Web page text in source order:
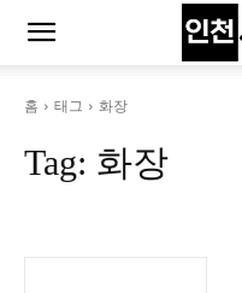
홈 태그 화장
Tag: 화장